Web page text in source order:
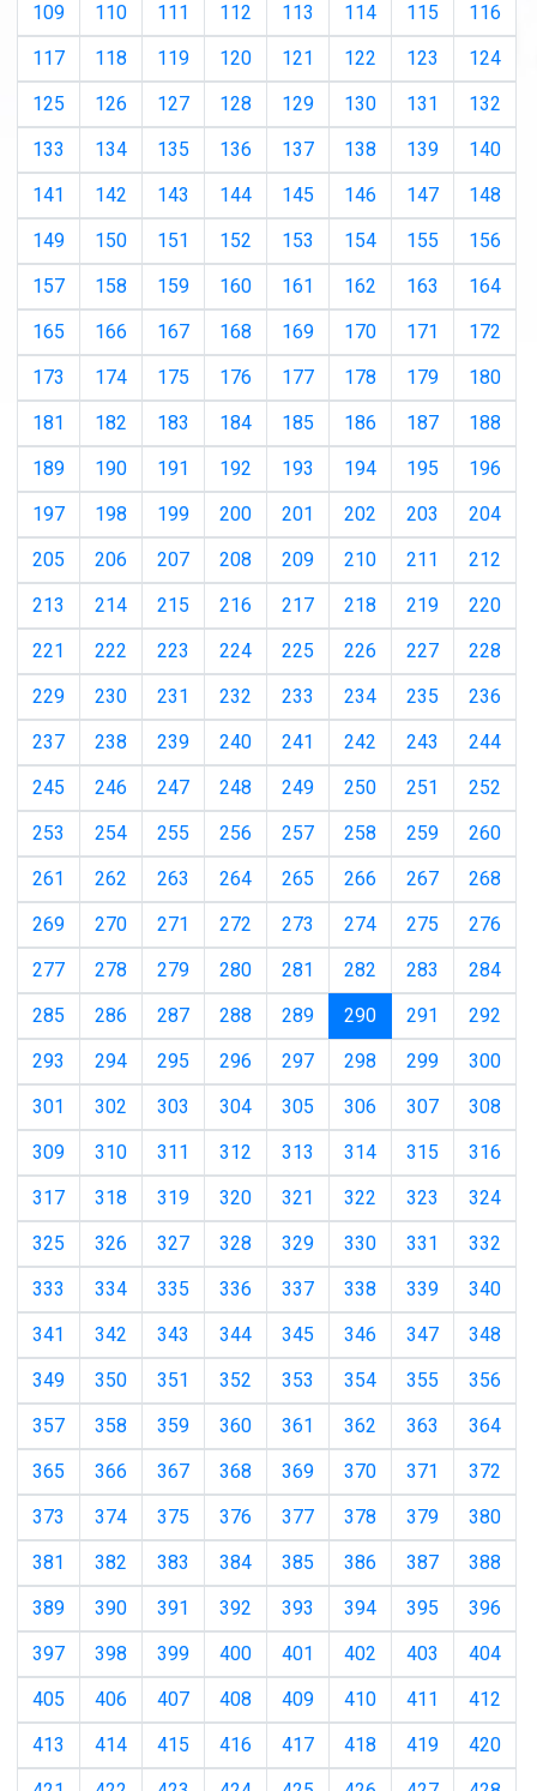
109
110 111 112 113 114 115
116
117
118 119 120 121 122 123
124
125
126 127 128 129 130 131
132
133
134 135 136 137 138 139
140
141
142 143 144 145 146 147
148
149
150 151 152 153 154 155
156
157
158 159 160 161 162 163
164
165
166 167 168 169 170 171
172
173
174 175 176 177 178 179
180
181
182 183 184 185 186 187
188
189
190 191 192 193 194 195
196
197
198 199 200 201 202 203
204
205
206 207 208 209 210 211
212
213
214 215 216 217 218 219
220
221
222 223 224 225 226 227
228
229
230 231 232 233 234 235
236
237
238 239 240 241 242 243
244
245
246 247 248 249 250 251
252
253
254 255 256 257 258 259
260
261
262 263 264 265 266 267
268
269
270 271 272 273 274 275
276
277
278 279 280 281 282 283
284
285
286 287 288 289 290(current)
291
292
293
294 295 296 297 298 299
300
301
302 303 304 305 306 307
308
309
310 311 312 313 314 315
316
317
318 319 320 321 322 323
324
325
326 327 328 329 330 331
332
333
334 335 336 337 338 339
340
341
342 343 344 345 346 347
348
349
350 351 352 353 354 355
356
357
358 359 360 361 362 363
364
365
366 367 368 369 370 371
372
373
374 375 376 377 378 379
380
381
382 383 384 385 386 387
388
389
390 391 392 393 394 395
396
397
398 399 400 401 402 403
404
405
406 407 408 409 410 411
412
413
414 415 416 417 418 419
420